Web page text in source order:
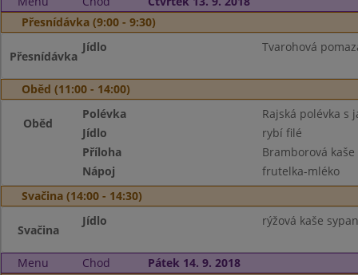
Přesnídávka (9:00 - 9:30)
Přesnídávka
Jídlo Tvarohová
Oběd (11:00 - 14:00)
Oběd
Polévka
Rajská polévka s
Jídlo
rybí filé
Příloha
Bramborová kaše
Nápoj
frutelka-mléko
Svačina (14:00 - 14:30)
Svačina
Jídlo rýžová kaše
Menu Chod
Pátek 14. 9. 2018